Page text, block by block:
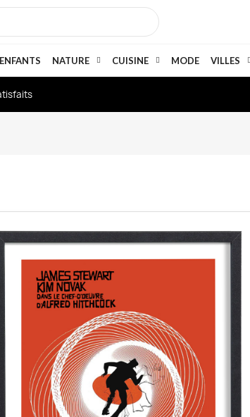
ENFANTS NATURE CUISINE MODE VILLES